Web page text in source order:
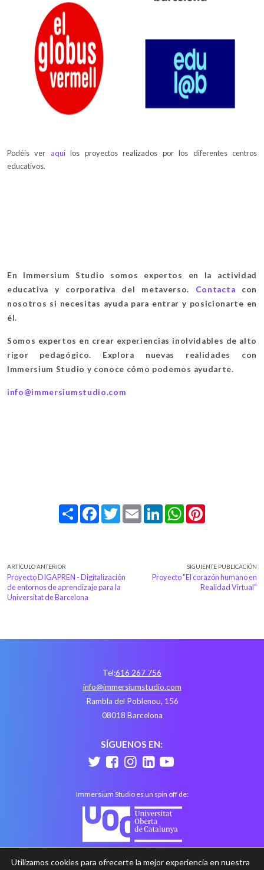
Podéis ver aquílos proyectos realizados por los diferentes centros
educativos.
En Immersium Studio somos expertos en la actividad
educativa y corporativa del metaverso. Contacta con
nosotros si necesitas ayuda para entrar y posicionarte en
él.
Somos expertos en crear experiencias inolvidables de alto
rigor pedagógico. Explora nuevas realidades con
Immersium Studio y conoce cómo podemos ayudarte.
info@immersiumstudio.com
Share FacebookTwitterEmail LinkedInWhatsApp
ARTÍCULO ANTERIOR
Proyecto DIGAPREN - Digitalización
de entornos de aprendizaje para la
Universitat de Barcelona
SIGUIENTE PUBLICACIÓN
Proyecto "El corazón humano en
Realidad Virtual"
Tel:616 267 756
info@immersiumstudio.com
Rambla del Poblenou, 156
08018 Barcelona
SÍGUENOS EN:
Immersium Studio es un spin off de:
Utilizamos cookies para ofrecerte la mejor experiencia en nuestra